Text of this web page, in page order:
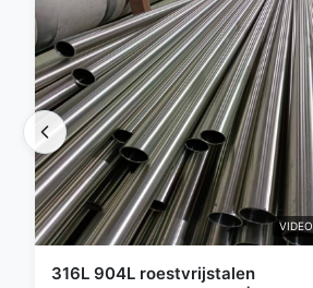
VIDEO
316L 904L roestvrijstalen